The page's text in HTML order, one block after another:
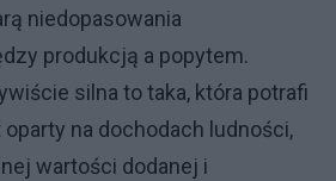
niedopasowania
produkcją a popytem.
silna to taka, która potrafi
na dochodach ludności,
wartości dodanej i